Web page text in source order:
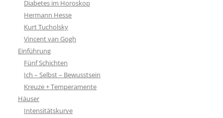
Diabetes im Horoskop
Hermann Hesse
Kurt Tucholsky
Vincent van Gogh
Einführung
Fünf Schichten
Ich – Selbst – Bewusstsein
Kreuze + Temperamente
Häuser
Intensitätskurve